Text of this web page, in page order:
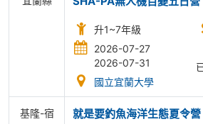
升1~7年級
2026-07-27
2026-07-31
國立宜蘭大學
基隆-宿
就是要釣魚海洋生態夏令營